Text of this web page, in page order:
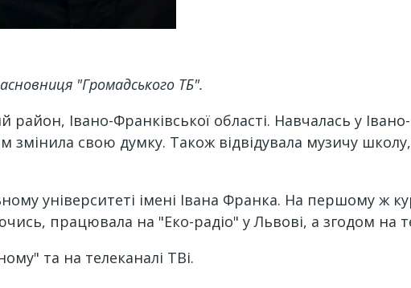
"Громадського ТБ".
Івано-Франківської області. Навчалась у Івано-
змінила свою думку. Також відвідувала музичу
університеті імені Івана Франка. На першому ж
працювала на "Еко-радіо" у Львові, а згодом на
та на телеканалі ТВі.